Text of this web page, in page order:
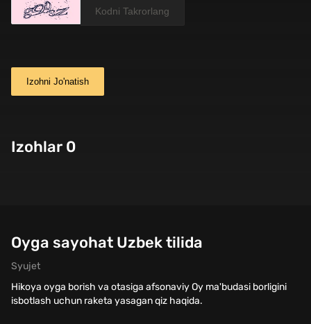
Izohni Jo'natish
Izohlar 0
Oyga sayohat Uzbek tilida
Syujet
Hikoya oyga borish va otasiga afsonaviy Oy ma'budasi borligini
isbotlash uchun raketa yasagan qiz haqida.